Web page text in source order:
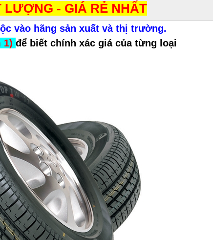
LƯỢNG - GIÁ RẺ NHẤT
vào hãng sản xuất và thị trường.
1) để biết chính xác giá của từng loại